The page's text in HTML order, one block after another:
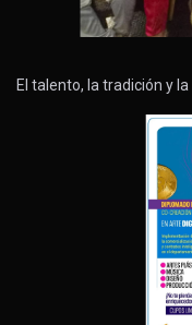
El talento, la tradición y